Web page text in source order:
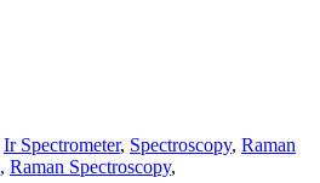
Ir Spectrometer, Spectroscopy, Raman
, Raman Spectroscopy,